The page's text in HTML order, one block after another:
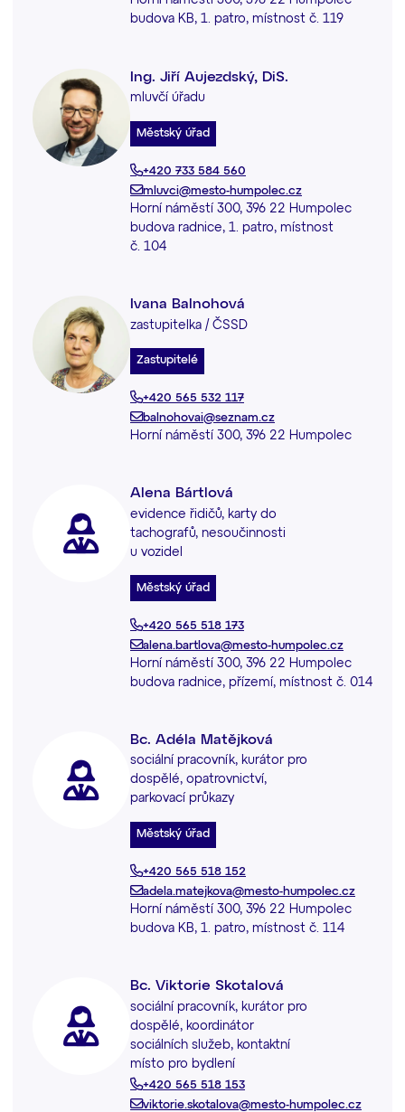
budova KB, 1. patro, místnost č. 119
Ing. Jiří Aujezdský, DiS.
mluvčí úřadu
Městský úřad
+420 733 584 560
mluvci@mesto-humpolec.cz
Horní náměstí 300, 396 22 Humpolec
budova radnice, 1. patro, místnost
č. 104
Ivana Balnohová
zastupitelka / ČSSD
Zastupitelé
+420 565 532 117
balnohovai@seznam.cz
Horní náměstí 300, 396 22 Humpolec
Alena Bártlová
evidence řidičů, karty do
tachografů, nesoučinnosti
u vozidel
Městský úřad
+420 565 518 173
alena.bartlova@mesto-humpolec.cz
Horní náměstí 300, 396 22 Humpolec
budova radnice, přízemí, místnost č. 014
Bc. Adéla Matějková
sociální pracovník, kurátor pro
dospělé, opatrovnictví,
parkovací průkazy
Městský úřad
+420 565 518 152
adela.matejkova@mesto-humpolec.cz
Horní náměstí 300, 396 22 Humpolec
budova KB, 1. patro, místnost č. 114
Bc. Viktorie Skotalová
sociální pracovník, kurátor pro
dospělé, koordinátor
sociálních služeb, kontaktní
místo pro bydlení
+420 565 518 153
viktorie.skotalova@mesto-humpolec.cz